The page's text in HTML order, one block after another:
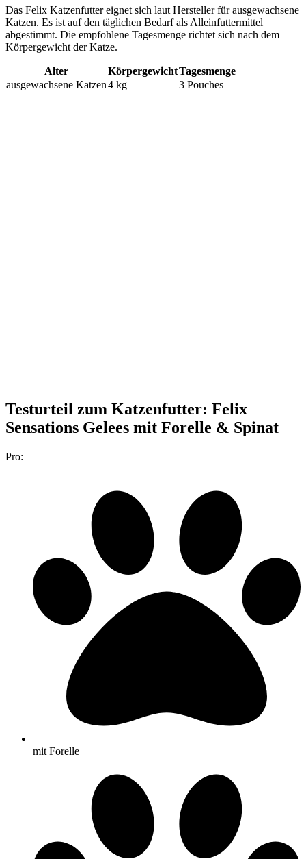
Das Felix Katzenfutter eignet sich laut Hersteller für ausgewachsene
Katzen. Es ist auf den täglichen Bedarf als Alleinfuttermittel
abgestimmt. Die empfohlene Tagesmenge richtet sich nach dem
Körpergewicht der Katze.
Alter KörpergewichtTagesmenge
ausgewachsene Katzen4 kg 3 Pouches
Testurteil zum Katzenfutter: Felix
Sensations Gelees mit Forelle & Spinat
Pro:
mit Forelle